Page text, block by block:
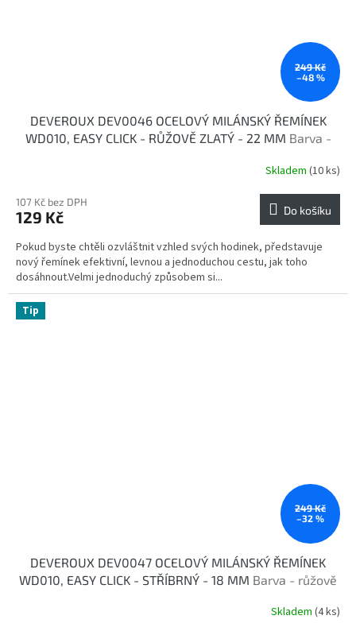
249 Kč
–48 %
DEVEROUX DEV0046 OCELOVÝ MILÁNSKÝ ŘEMÍNEK
WD010, EASY CLICK - RŮŽOVĚ ZLATÝ - 22 MM Barva -
Skladem (10 ks)
107 Kč bez DPH
129 Kč Do košíku
Pokud byste chtěli ozvláštnit vzhled svých hodinek, představuje
nový řemínek efektivní, levnou a jednoduchou cestu, jak toho
dosáhnout.Velmi jednoduchý způsobem si...
Tip
249 Kč
–32 %
DEVEROUX DEV0047 OCELOVÝ MILÁNSKÝ ŘEMÍNEK
WD010, EASY CLICK - STŘÍBRNÝ - 18 MM Barva - růžově
Skladem (4 ks)